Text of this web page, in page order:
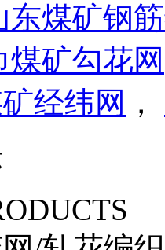
东煤矿钢
煤矿勾花网
经纬网 ，